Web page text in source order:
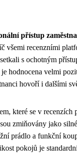
přístup
všemi recenzními
s ochotným
hodnocena velmi
hovoří i dalšími
které se v recenzích
zmiňovány jako
prádlo a funkční
pokojů je